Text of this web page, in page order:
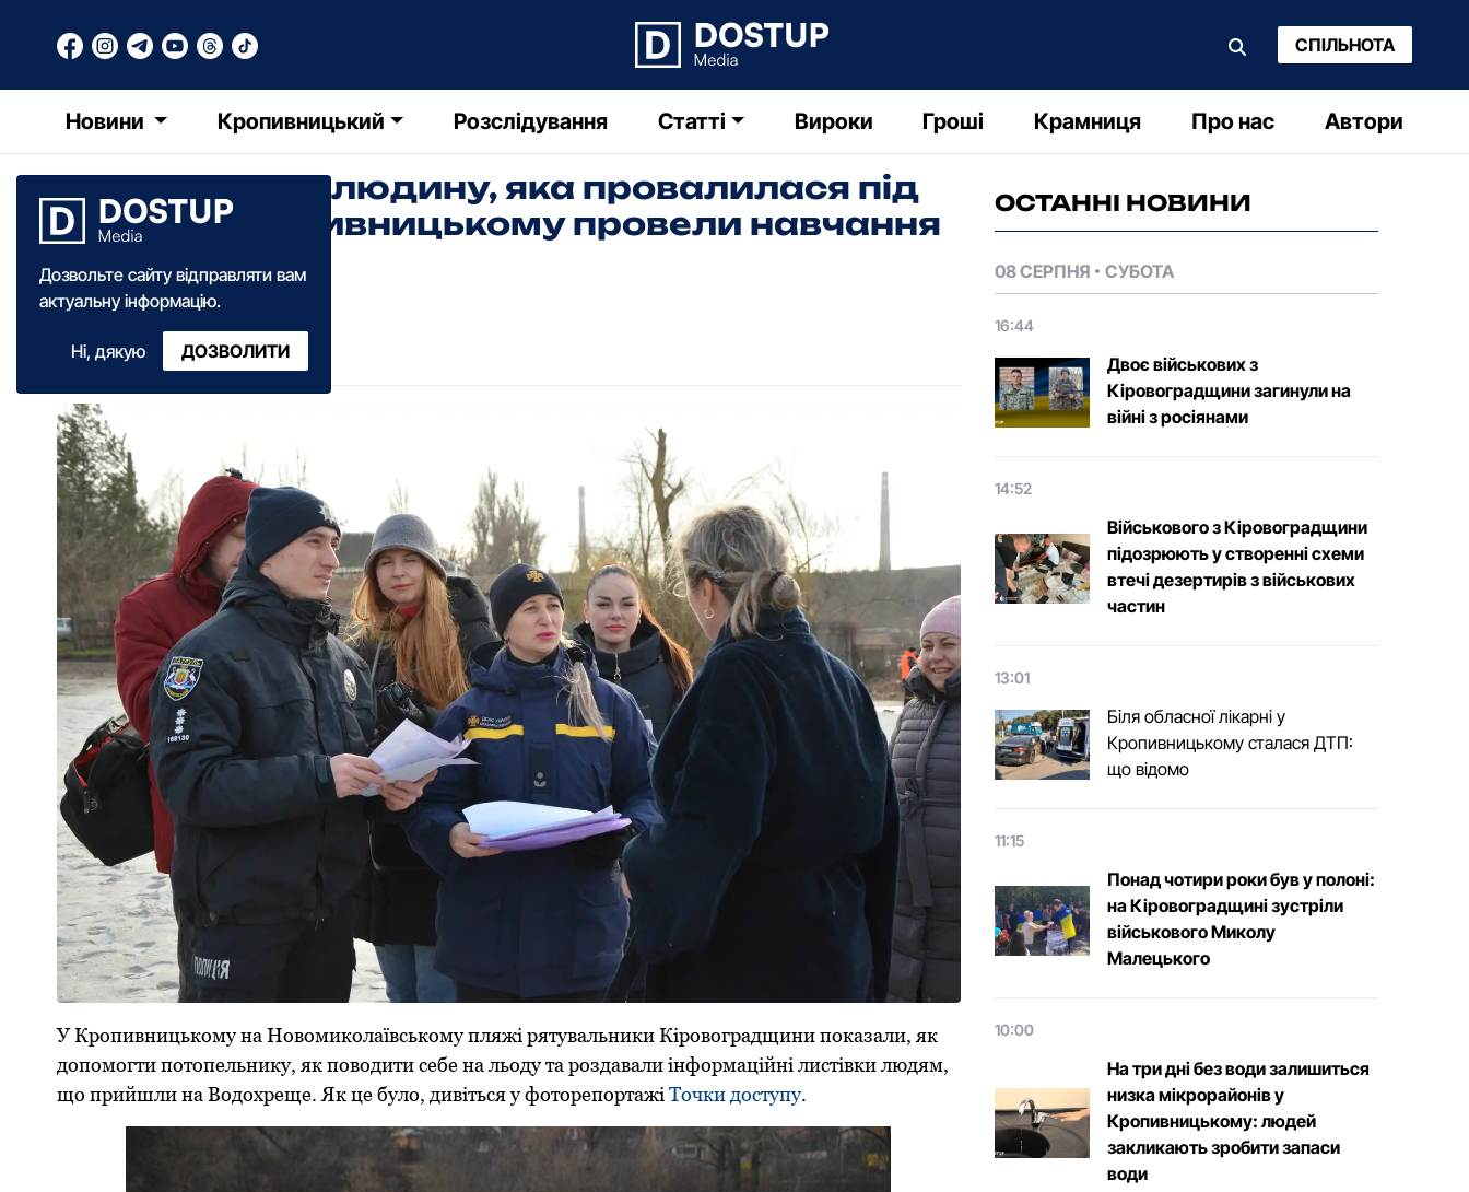
СПІЛЬНОТА
Новини Кропивницький Розслідування Статті Вироки Гроші Крамниця Про нас Автори
Дозвольте сайту відправляти вам
актуальну інформацію.
Ні, дякую ДОЗВОЛИТИ
Як врятувати людину, яка провалилася під
кригу: в Кропивницькому провели навчання
(ФОТО)
19 січня ·2023
У Кропивницькому на Новомиколаївському пляжі рятувальники Кіровоградщини показали, як
допомогти потопельнику, як поводити себе на льоду та роздавали інформаційні листівки людям,
що прийшли на Водохреще. Як це було, дивіться у фоторепортажі Точки доступу.
ОСТАННІ НОВИНИ
08 СЕРПНЯ СУБОТА
16:44
Двоє військових з
Кіровоградщини загинули на
війні з росіянами
14:52
Військового з Кіровоградщини
підозрюють у створенні схеми
втечі дезертирів з військових
частин
13:01
Біля обласної лікарні у
Кропивницькому сталася ДТП:
що відомо
11:15
Понад чотири роки був у полоні:
на Кіровоградщині зустріли
військового Микoлу
Малецькoгo
10:00
На три дні без води залишиться
низка мікрорайонів у
Кропивницькому: людей
закликають зробити запаси
води